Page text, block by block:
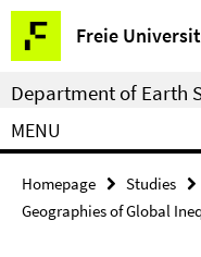
Springe
direkt
zu
Inhalt
Freie
Service
Navigation
Department of Earth
MENU
Homepage Studies
Geographies of Global